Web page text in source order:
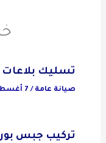
تسليك بلاعات
صيانة عامة / 7 أغسطس، 2025
تركيب جبس